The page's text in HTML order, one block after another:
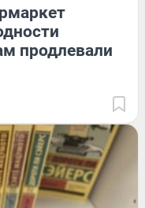
продлевали